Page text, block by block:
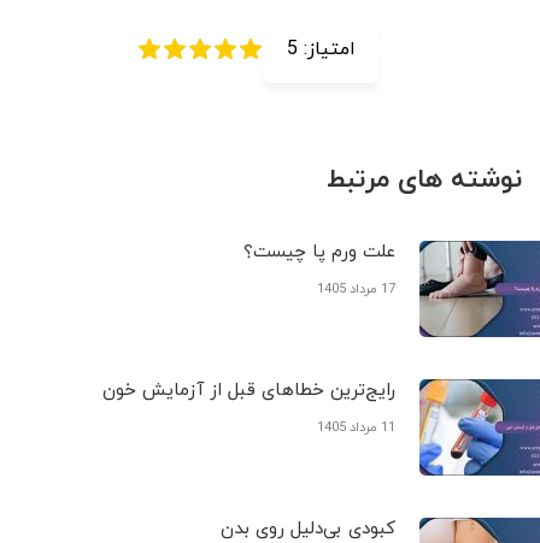
امتیاز: 5
نوشته های مرتبط
علت ورم پا چیست؟
17 مرداد 1405
رایج‌ترین خطاهای قبل از آزمایش خون
11 مرداد 1405
کبودی‌ بی‌دلیل روی بدن